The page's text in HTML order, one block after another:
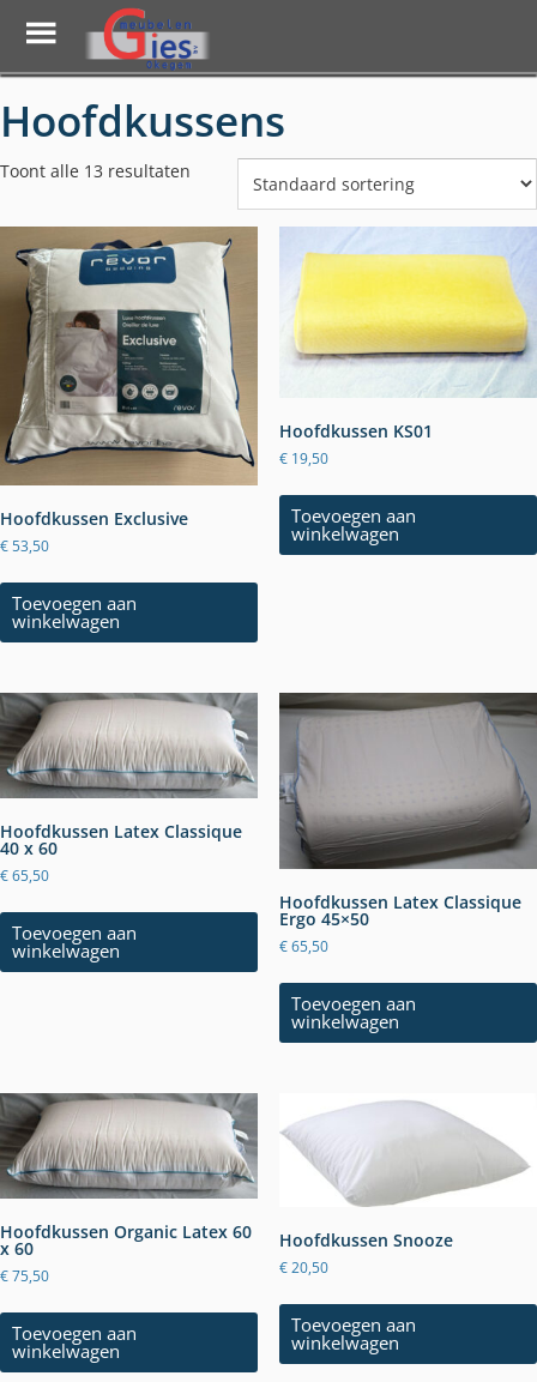
Skip
to
main
Toggle
Menu
Hoofdkussens
Toont alle 13 resultaten
Hoofdkussen Exclusive
€53,50
Toevoegen aan
winkelwagen
Hoofdkussen KS01
€19,50
Toevoegen aan
winkelwagen
Hoofdkussen Latex Classique
40 x 60
€65,50
Toevoegen aan
winkelwagen
Hoofdkussen Latex Classique
Ergo 45×50
€65,50
Toevoegen aan
winkelwagen
Hoofdkussen Organic Latex 60
x 60
€75,50
Toevoegen aan
winkelwagen
Hoofdkussen Snooze
€20,50
Toevoegen aan
winkelwagen